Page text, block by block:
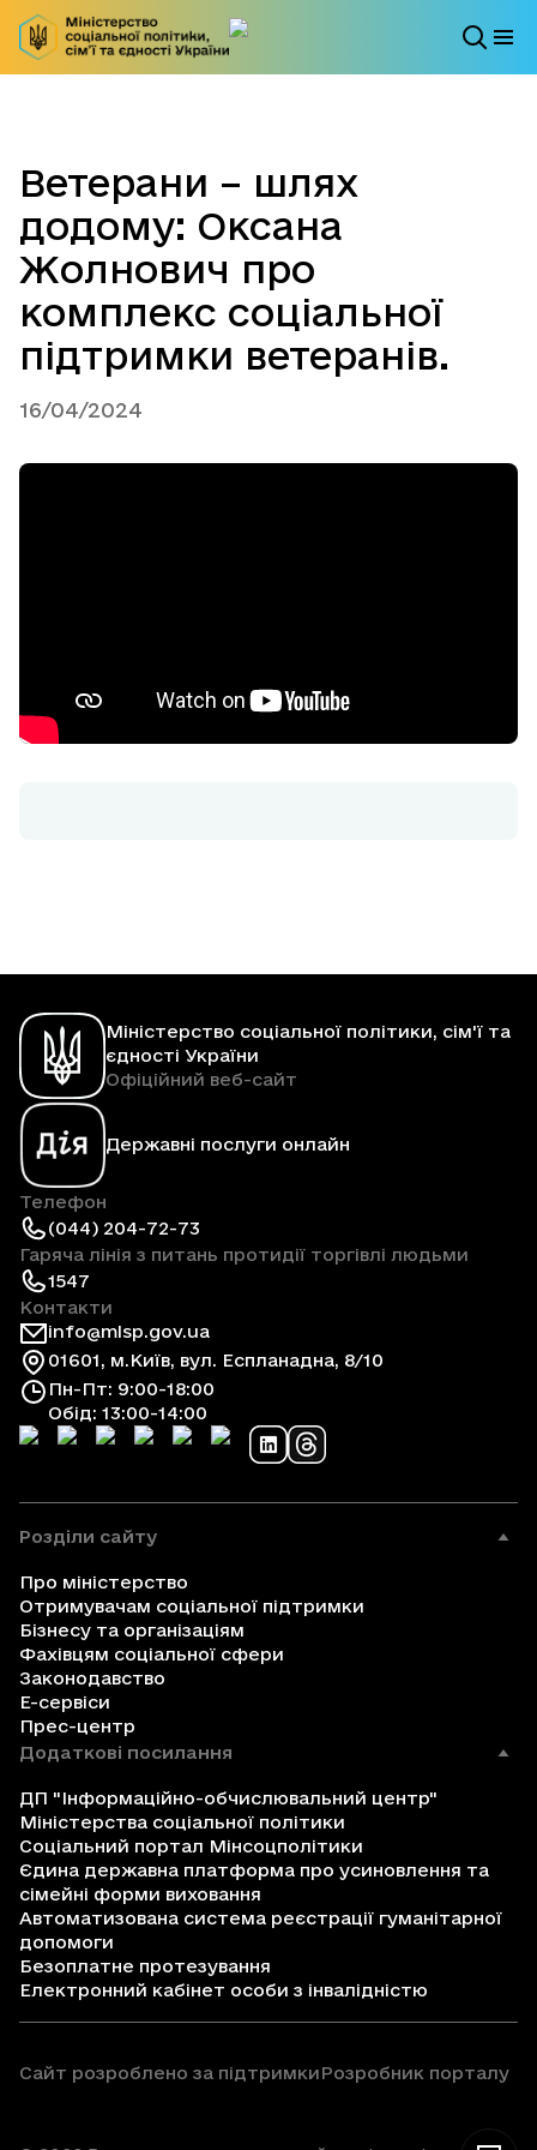
Ветерани – шлях
додому: Оксана
Жолнович про
комплекс соціальної
підтримки ветеранів.
16/04/2024
Міністерство соціальної політики, сім'ї та
єдності України
Офіційний веб-сайт
Державні послуги онлайн
Телефон
(044) 204-72-73
Гаряча лінія з питань протидії торгівлі людьми
1547
Контакти
info@mlsp.gov.ua
01601, м.Київ, вул. Еспланадна, 8/10
Пн-Пт: 9:00-18:00
Обід: 13:00-14:00
Розділи сайту
Про міністерство
Отримувачам соціальної підтримки
Бізнесу та організаціям
Фахівцям соціальної сфери
Законодавство
Е-сервіси
Прес-центр
Додаткові посилання
ДП "Інформаційно-обчислювальний центр"
Міністерства соціальної політики
Соціальний портал Мінсоцполітики
Єдина державна платформа про усиновлення та
сімейні форми виховання
Автоматизована система реєстрації гуманітарної
допомоги
Безоплатне протезування
Електронний кабінет особи з інвалідністю
Сайт розроблено за підтримкиРозробник порталу